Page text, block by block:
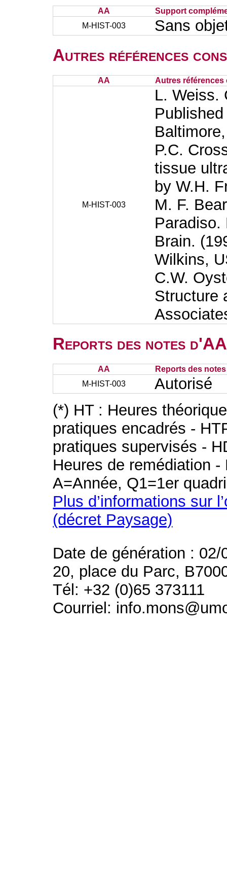
AA
Support
M-HIST-003
Sans
Autres références
AA Autres références
M-HIST-003
L. Weiss.
P.C.
tissue
by W.H.
M. F.
Paradiso.
Brain.
Wilkins,
C.W.
Structure
Reports des notes
AA
Reports des
M-HIST-003
Autorisé
(*) HT : Heures
pratiques encadrés -
pratiques supervisés -
Heures de remédiation
A=Année, Q1=1er
Plus d’informations sur
(décret Paysage)
Date de génération : 02/
20, place du Parc,
Tél: +32 (0)65 373111
Courriel: